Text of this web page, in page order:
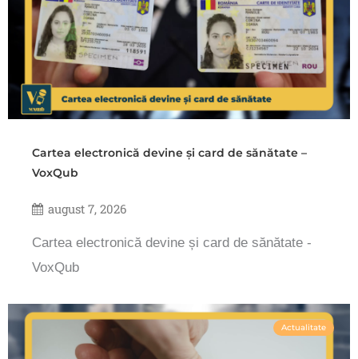
Cartea electronică devine și card de sănătate –
VoxQub
august 7, 2026
Cartea electronică devine și card de sănătate -
VoxQub
Actualitate